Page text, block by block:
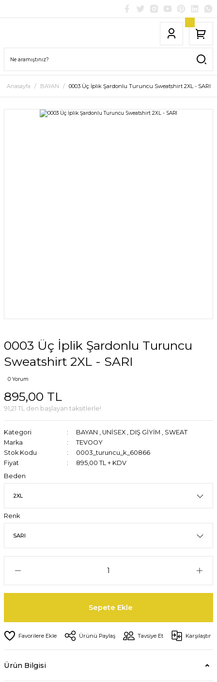
Anasayfa BAYAN 0003 Üç İplik Şardonlu Turuncu Sweatshirt 2XL - SARI
0003 Üç İplik Şardonlu Turuncu
Sweatshirt 2XL - SARI
0 Yorum
895,00 TL
91,21 TL den başlayan taksitlerle!
Kategori BAYAN , UNİSEX , DIŞ GİYİM , SWEAT
Marka
TEVOOY
Stok Kodu
0003_turuncu_k_60866
Fiyat
895,00 TL + KDV
Beden
Renk
Sepete Ekle
Ürünü Paylaş Tavsiye Et Karşılaştır
Ürün Bilgisi